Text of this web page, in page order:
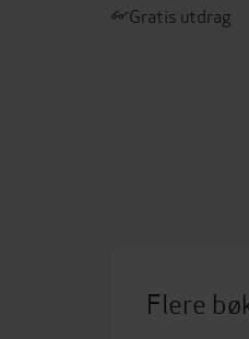
Gratis utdrag
Flere